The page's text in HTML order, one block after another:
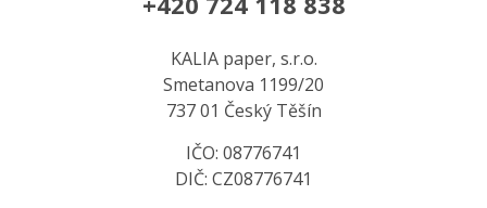
KALIA paper, s.r.o.
Smetanova 1199/20
737 01 Český Těšín
IČO: 08776741
DIČ: CZ08776741